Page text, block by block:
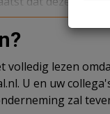
volledig lezen
U en uw
zal